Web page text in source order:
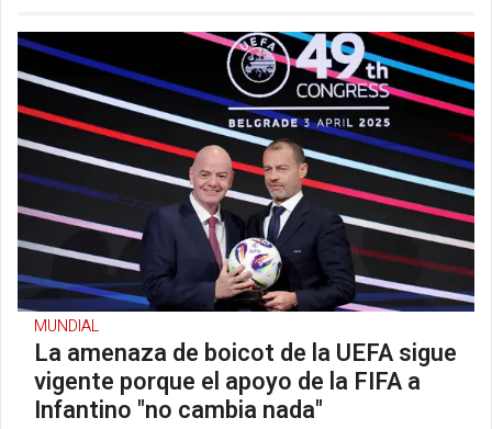
MUNDIAL
La amenaza de boicot de la UEFA sigue
vigente porque el apoyo de la FIFA a
Infantino "no cambia nada"